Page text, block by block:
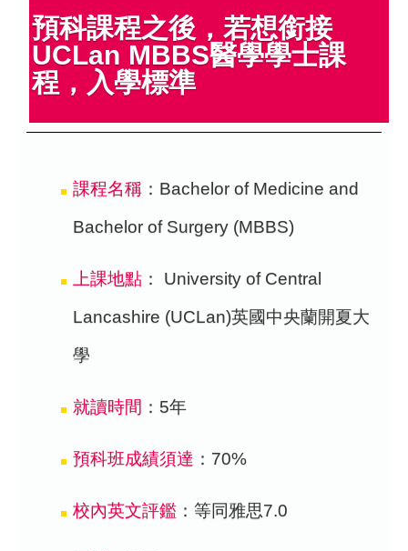
預科課程之後，若想銜接
UCLan MBBS醫學學士課
程，入學標準
課程名稱 ：Bachelor of Medicine and
Bachelor of Surgery (MBBS)
上課地點 ： University of Central
Lancashire (UCLan)英國中央蘭開夏大
學
就讀時間 ：5年
預科班成績須達 ：70%
校內英文評鑑 ：等同雅思7.0